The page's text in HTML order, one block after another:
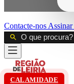
Contacte-nos Assinar
CALAMIDADE